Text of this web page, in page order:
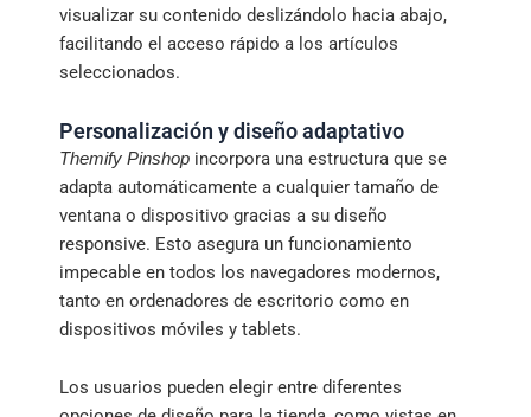
visualizar su contenido deslizándolo hacia abajo,
facilitando el acceso rápido a los artículos
seleccionados.
Personalización y diseño adaptativo
Themify Pinshop incorpora una estructura que se
adapta automáticamente a cualquier tamaño de
ventana o dispositivo gracias a su diseño
responsive. Esto asegura un funcionamiento
impecable en todos los navegadores modernos,
tanto en ordenadores de escritorio como en
dispositivos móviles y tablets.
Los usuarios pueden elegir entre diferentes